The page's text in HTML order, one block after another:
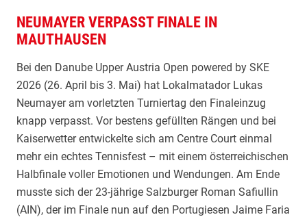
a
u
h
a
u
s
e
n
-
K
i
m
i
:
F
a
v
o
NEUMAYER VERPASST FINALE IN
MAUTHAUSEN
Bei den Danube Upper Austria Open powered by SKE
2026 (26. April bis 3. Mai) hat Lokalmatador Lukas
Neumayer am vorletzten Turniertag den Finaleinzug
knapp verpasst. Vor bestens gefüllten Rängen und bei
Kaiserwetter entwickelte sich am Centre Court einmal
mehr ein echtes Tennisfest – mit einem österreichischen
Halbfinale voller Emotionen und Wendungen. Am Ende
musste sich der 23-jährige Salzburger Roman Safiullin
(AIN), der im Finale nun auf den Portugiesen Jaime Faria